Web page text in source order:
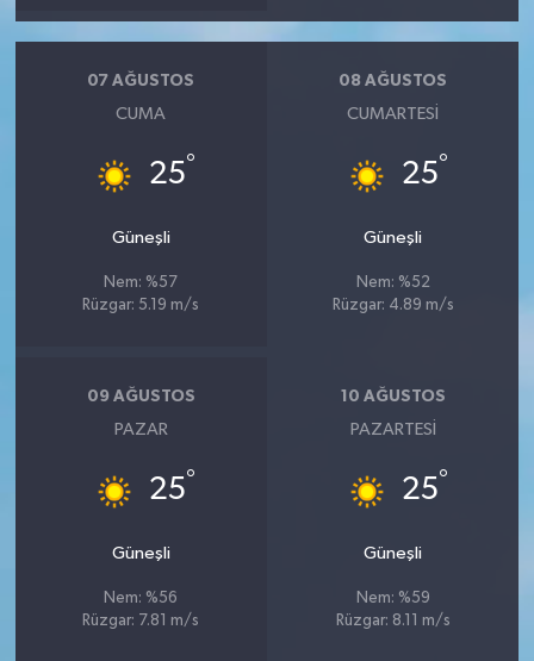
07 AĞUSTOS
CUMA
25°
Güneşli
Nem: %57
Rüzgar: 5.19 m/s
08 AĞUSTOS
CUMARTESI
25°
Güneşli
Nem: %52
Rüzgar: 4.89 m/s
09 AĞUSTOS
PAZAR
25°
Güneşli
Nem: %56
Rüzgar: 7.81 m/s
10 AĞUSTOS
PAZARTESI
25°
Güneşli
Nem: %59
Rüzgar: 8.11 m/s